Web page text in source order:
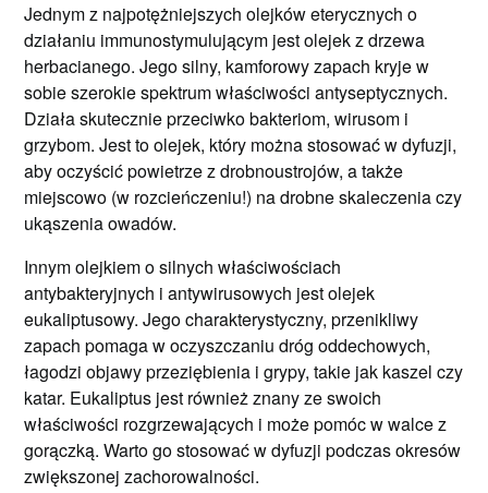
Jednym z najpotężniejszych olejków eterycznych o
działaniu immunostymulującym jest olejek z drzewa
herbacianego. Jego silny, kamforowy zapach kryje w
sobie szerokie spektrum właściwości antyseptycznych.
Działa skutecznie przeciwko bakteriom, wirusom i
grzybom. Jest to olejek, który można stosować w dyfuzji,
aby oczyścić powietrze z drobnoustrojów, a także
miejscowo (w rozcieńczeniu!) na drobne skaleczenia czy
ukąszenia owadów.
Innym olejkiem o silnych właściwościach
antybakteryjnych i antywirusowych jest olejek
eukaliptusowy. Jego charakterystyczny, przenikliwy
zapach pomaga w oczyszczaniu dróg oddechowych,
łagodzi objawy przeziębienia i grypy, takie jak kaszel czy
katar. Eukaliptus jest również znany ze swoich
właściwości rozgrzewających i może pomóc w walce z
gorączką. Warto go stosować w dyfuzji podczas okresów
zwiększonej zachorowalności.